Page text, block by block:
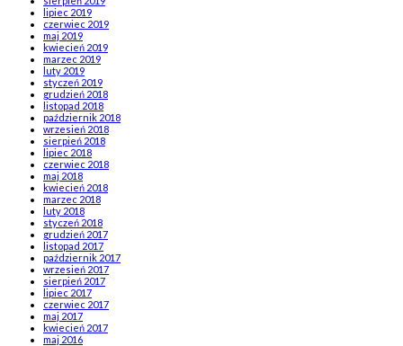
lipiec 2019
czerwiec 2019
maj 2019
kwiecień 2019
marzec 2019
luty 2019
styczeń 2019
grudzień 2018
listopad 2018
październik 2018
wrzesień 2018
sierpień 2018
lipiec 2018
czerwiec 2018
maj 2018
kwiecień 2018
marzec 2018
luty 2018
styczeń 2018
grudzień 2017
listopad 2017
październik 2017
wrzesień 2017
sierpień 2017
lipiec 2017
czerwiec 2017
maj 2017
kwiecień 2017
maj 2016